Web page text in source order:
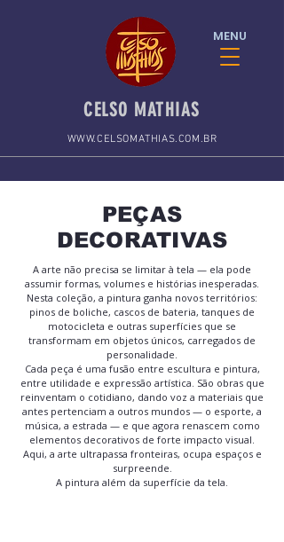
MENU
CELSO MATHIAS
WWW.CELSOMATHIAS.COM.BR
PEÇAS
DECORATIVAS
A arte não precisa se limitar à tela — ela pode
assumir formas, volumes e histórias inesperadas.
Nesta coleção, a pintura ganha novos territórios:
pinos de boliche, cascos de bateria, tanques de
motocicleta e outras superfícies que se
transformam em objetos únicos, carregados de
personalidade.
Cada peça é uma fusão entre escultura e pintura,
entre utilidade e expressão artística. São obras que
reinventam o cotidiano, dando voz a materiais que
antes pertenciam a outros mundos — o esporte, a
música, a estrada — e que agora renascem como
elementos decorativos de forte impacto visual.
Aqui, a arte ultrapassa fronteiras, ocupa espaços e
surpreende.
A pintura além da superfície da tela.